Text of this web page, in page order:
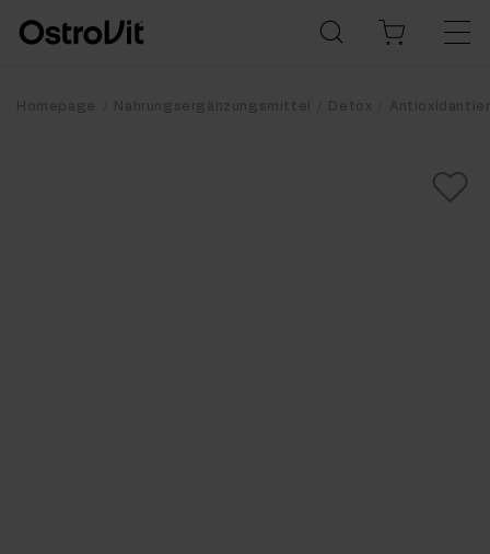
Homepage Nahrungsergänzungsmittel Detox